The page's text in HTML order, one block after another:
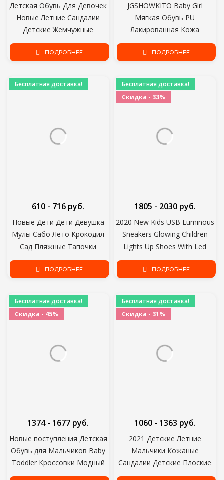
Детская Обувь Для Девочек
Новые Летние Сандалии
Детские Жемчужные
Бисерные клинья пляжные
Сандалии Enfants Школьная
ЕС 21-30
ПОДРОБНЕЕ
JGSHOWKITO Baby Girl
Мягкая Обувь PU
Лакированная Кожа
Квартиры Для Девочек Дети
Маленькие Дети Случайные
Брендовая Обувь Мило
ПОДРОБНЕЕ
Бесплатная доставка!
Новые Дети Дети Девушка
Мулы Сабо Лето Крокодил
Сад Пляжные Тапочки
Сандалии Пещера Отверстие
Детская Обувь Для Девочек
610 - 716 руб.
ПОДРОБНЕЕ
Бесплатная доставка!
Скидка - 33%
2020 New Kids USB Luminous
Sneakers Glowing Children
Lights Up Shoes With Led
Slippers Girls Illuminated
Krasovki Shoes Boys
1805 - 2030 руб.
ПОДРОБНЕЕ
Бесплатная доставка!
Скидка - 45%
Новые поступления Детская
Обувь для Мальчиков Baby
Toddler Кроссовки Модный
Бутик Дышащие Маленькие
1374 - 1677 руб.
Бесплатная доставка!
Скидка - 31%
2021 Детские Летние
Мальчики Кожаные
Сандалии Детские Плоские
Детские Пляжные Туфли
1060 - 1363 руб.